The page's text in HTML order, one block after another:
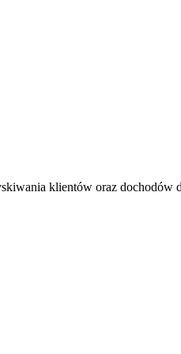
klientów oraz dochodów